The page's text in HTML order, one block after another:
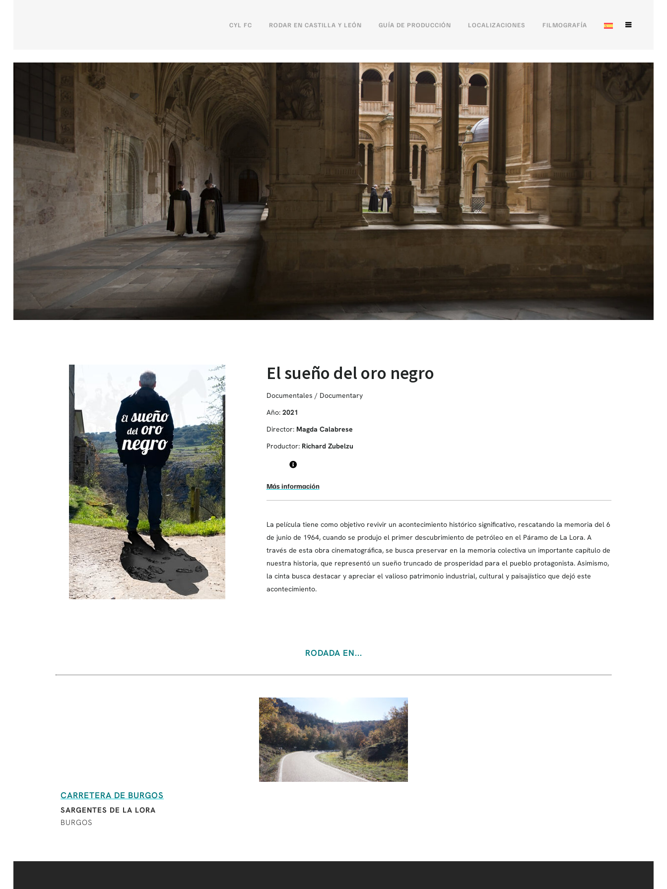
CYL FC RODAR EN CASTILLA Y LEÓN GUÍA DE PRODUCCIÓN LOCALIZACIONES FILMOGRAFÍA
El sueño del oro negro
Documentales / Documentary
Año: 2021
Director: Magda Calabrese
Productor: Richard Zubelzu
Más información
La película tiene como objetivo revivir un acontecimiento histórico significativo, rescatando la memoria del 6
de junio de 1964, cuando se produjo el primer descubrimiento de petróleo en el Páramo de La Lora. A
través de esta obra cinematográfica, se busca preservar en la memoria colectiva un importante capítulo de
nuestra historia, que representó un sueño truncado de prosperidad para el pueblo protagonista. Asimismo,
la cinta busca destacar y apreciar el valioso patrimonio industrial, cultural y paisajístico que dejó este
acontecimiento.
RODADA EN...
CARRETERA DE BURGOS
SARGENTES DE LA LORA
BURGOS